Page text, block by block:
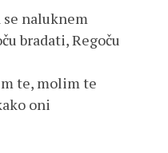
se naluknem
bradati, Regoču
te, molim te
oni